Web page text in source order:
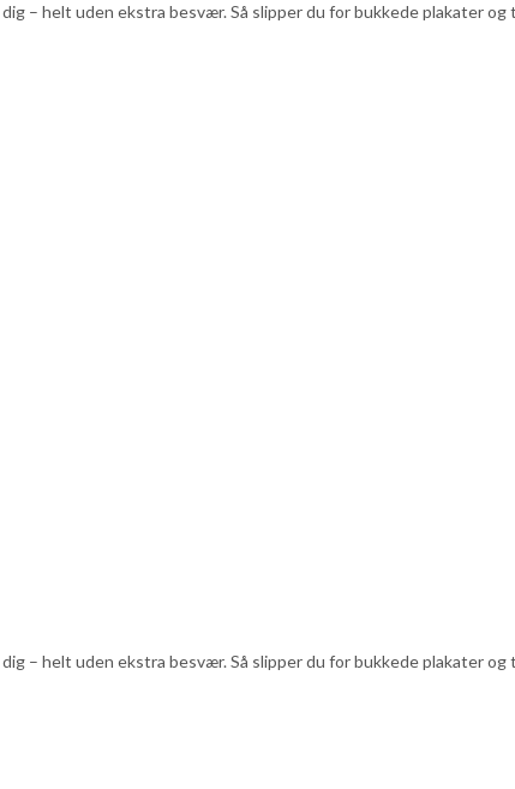
– helt uden ekstra besvær. Så slipper du for bukkede plakater
– helt uden ekstra besvær. Så slipper du for bukkede plakater